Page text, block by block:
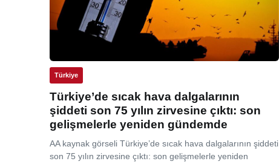
Türkiye
Türkiye’de sıcak hava dalgalarının
şiddeti son 75 yılın zirvesine çıktı: son
gelişmelerle yeniden gündemde
AA kaynak görseli Türkiye’de sıcak hava dalgalarının şiddeti
son 75 yılın zirvesine çıktı: son gelişmelerle yeniden